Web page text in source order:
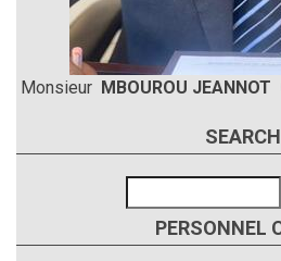
Monsieur MBOUROU JEANNOT
SEARCH
PERSONNEL